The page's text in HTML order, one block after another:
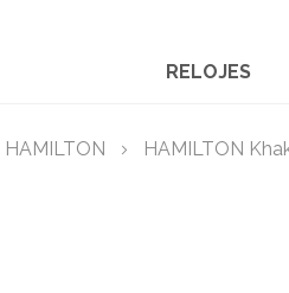
RELOJES
HAMILTON HAMILTON